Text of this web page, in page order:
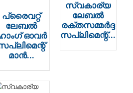
പ്രൈവറ്റ്
ലേബൽ
ഓവർ
മാൻ...
സ്വകാര്യ
ലേബൽ
രക്തസമ്മർദ്ദ
സപ്ലിമെന്റ്...